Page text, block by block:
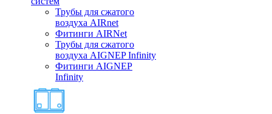
Трубы для сжатого
воздуха AIRnet
Фитинги AIRNet
Трубы для сжатого
воздуха AIGNEP Infinity
Фитинги AIGNEP
Infinity